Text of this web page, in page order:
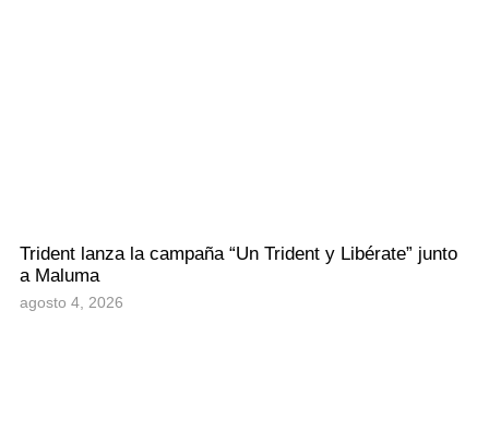
Trident lanza la campaña “Un Trident y Libérate” junto
a Maluma
agosto 4, 2026